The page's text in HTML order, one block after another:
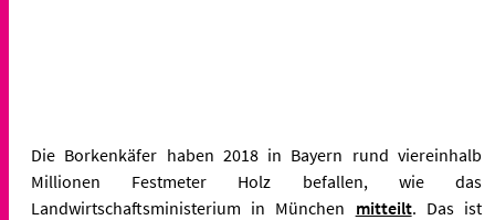
Die Borkenkäfer haben 2018 in Bayern rund viereinhalb
Millionen Festmeter Holz befallen, wie das
Landwirtschaftsministerium in München mitteilt. Das ist